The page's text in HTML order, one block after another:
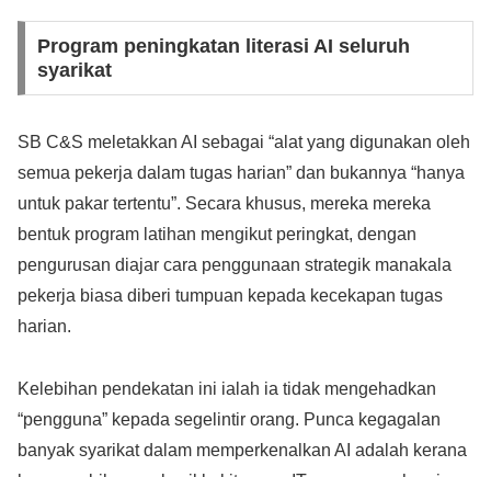
Program peningkatan literasi AI seluruh
syarikat
SB C&S meletakkan AI sebagai “alat yang digunakan oleh
semua pekerja dalam tugas harian” dan bukannya “hanya
untuk pakar tertentu”. Secara khusus, mereka mereka
bentuk program latihan mengikut peringkat, dengan
pengurusan diajar cara penggunaan strategik manakala
pekerja biasa diberi tumpuan kepada kecekapan tugas
harian.
Kelebihan pendekatan ini ialah ia tidak mengehadkan
“pengguna” kepada segelintir orang. Punca kegagalan
banyak syarikat dalam memperkenalkan AI adalah kerana